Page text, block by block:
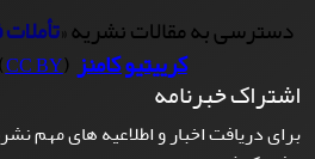
دسترسی به مقالات نشریه «
کرییتیو کامنز(
CC BY
اشتراک خبرنامه
برای دریافت اخبار و اطلاعیه های مهم